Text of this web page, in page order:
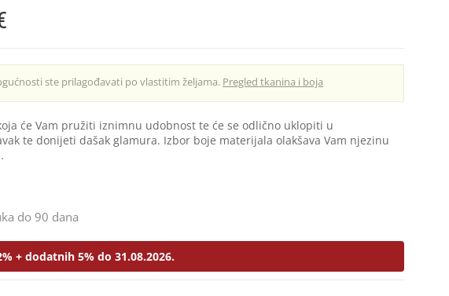
ste prilagođavati po vlastitim željama. Pregled tkanina i boja
će Vam pružiti iznimnu udobnost te će se odlično uklopiti u
te donijeti dašak glamura. Izbor boje materijala olakšava Vam njezinu
do 90 dana
+ dodatnih 5% do 31.08.2026.